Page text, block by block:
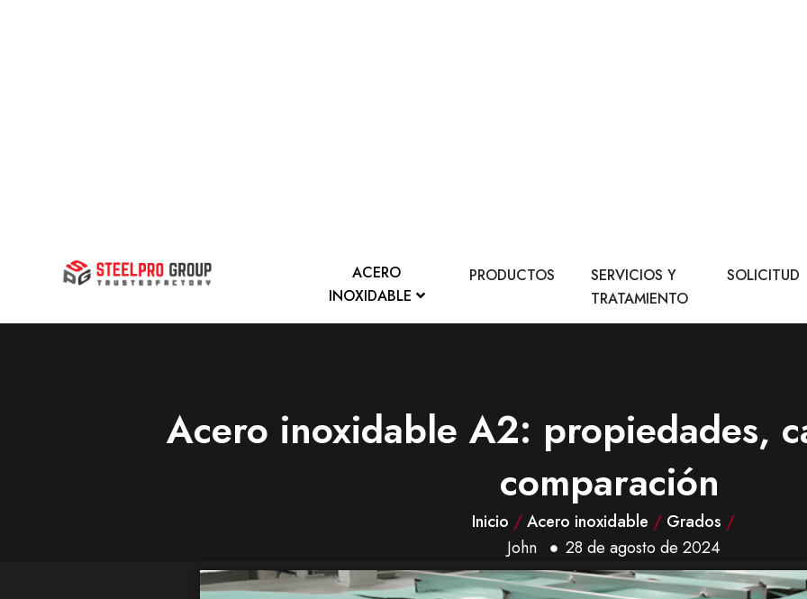
ACERO
INOXIDABLE
PRODUCTOS
SERVICIOS Y
TRATAMIENTO
SOLICITUD
Acero inoxidable A2: propiedades,
comparación
Inicio /Acero inoxidable / Grados /
John
28 de agosto de 2024